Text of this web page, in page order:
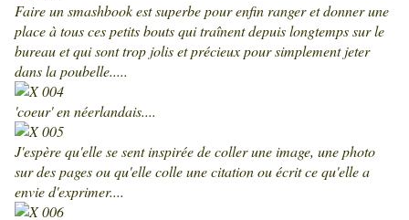
Faire un smashbook est superbe pour enfin ranger et donner une
place à tous ces petits bouts qui traînent depuis longtemps sur le
bureau et qui sont trop jolis et précieux pour simplement jeter
dans la poubelle.....
'coeur' en néerlandais....
J'espère qu'elle se sent inspirée de coller une image, une photo
sur des pages ou qu'elle colle une citation ou écrit ce qu'elle a
envie d'exprimer....